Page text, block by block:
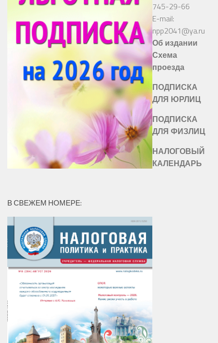
745-29-66
E-mail:
npp2041@ya.ru
Об издании
Схема
проезда
ПОДПИСКА
ДЛЯ ЮРЛИЦ
ПОДПИСКА
ДЛЯ ФИЗЛИЦ
НАЛОГОВЫЙ
КАЛЕНДАРЬ
В СВЕЖЕМ НОМЕРЕ: